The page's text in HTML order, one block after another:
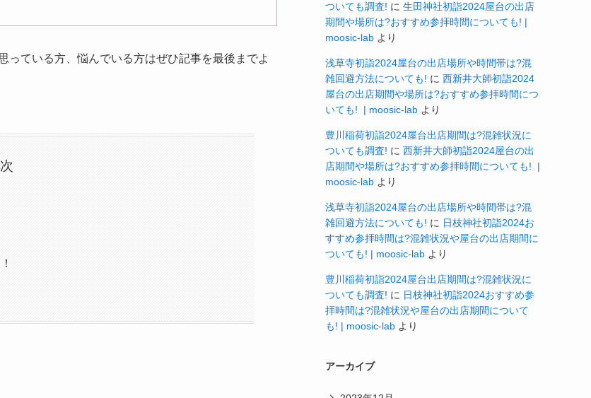
っている方、悩んでいる方はぜひ記事を最後までよ
ついても調査! に 生田神社初詣2024屋台の出店
期間や場所は?おすすめ参拝時間についても! |
moosic-lab より
浅草寺初詣2024屋台の出店場所や時間帯は?混
雑回避方法についても! に 西新井大師初詣2024
屋台の出店期間や場所は?おすすめ参拝時間につ
いても! | moosic-lab より
豊川稲荷初詣2024屋台出店期間は?混雑状況に
ついても調査! に 西新井大師初詣2024屋台の出
店期間や場所は?おすすめ参拝時間についても! |
moosic-lab より
浅草寺初詣2024屋台の出店場所や時間帯は?混
雑回避方法についても! に 日枝神社初詣2024お
すすめ参拝時間は?混雑状況や屋台の出店期間に
ついても! | moosic-lab より
豊川稲荷初詣2024屋台出店期間は?混雑状況に
ついても調査! に 日枝神社初詣2024おすすめ参
拝時間は?混雑状況や屋台の出店期間について
も! | moosic-lab より
アーカイブ